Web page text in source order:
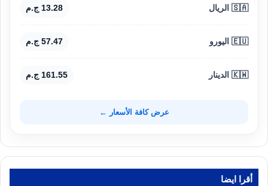
🇸🇦 الريال 13.28 ج.م
🇪🇺 اليورو 57.47 ج.م
🇰🇼 الدينار 161.55 ج.م
عرض كافة الأسعار ←
أقرا ايضا